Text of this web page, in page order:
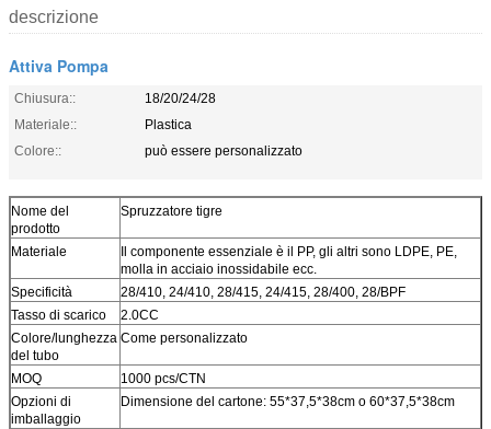
descrizione
Attiva Pompa
Chiusura::
18/20/24/28
Materiale::
Plastica
Colore::
può essere personalizzato
Nome del
prodotto
Spruzzatore tigre
Materiale
Il componente essenziale è il PP, gli altri sono LDPE, PE,
molla in acciaio inossidabile ecc.
Specificità
28/410, 24/410, 28/415, 24/415, 28/400, 28/BPF
Tasso di scarico
2.0CC
Colore/lunghezza
del tubo
Come personalizzato
MOQ
1000 pcs/CTN
Opzioni di
imballaggio
Dimensione del cartone: 55*37,5*38cm o 60*37,5*38cm